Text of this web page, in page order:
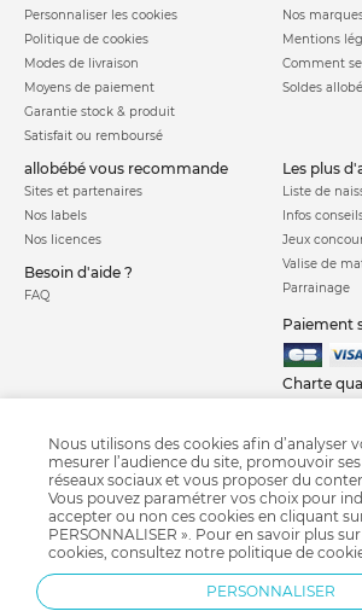
Personnaliser les cookies
Politique de cookies
Modes de livraison
Moyens de paiement
Garantie stock & produit
Satisfait ou remboursé
Nos
Mentions
Comment
Soldes
allobébé vous recommande
Sites et partenaires
Nos labels
Nos licences
Besoin d'aide ?
FAQ
les plus
Liste de
Infos
Jeux
Valise de
Parrainage
Paiement
Charte
Courbe de croissance Crash test siège auto
Bi-Oil
Fête des pères
Nous utilisons des cookies afin d’analyser
mesurer l’audience du site, promouvoir
réseaux sociaux et vous proposer du
Vous pouvez paramétrer vos choix pour
accepter ou non ces cookies en cliquant
PERSONNALISER ». Pour en savoir plus
cookies, consultez notre politique de
PERSONNALISER